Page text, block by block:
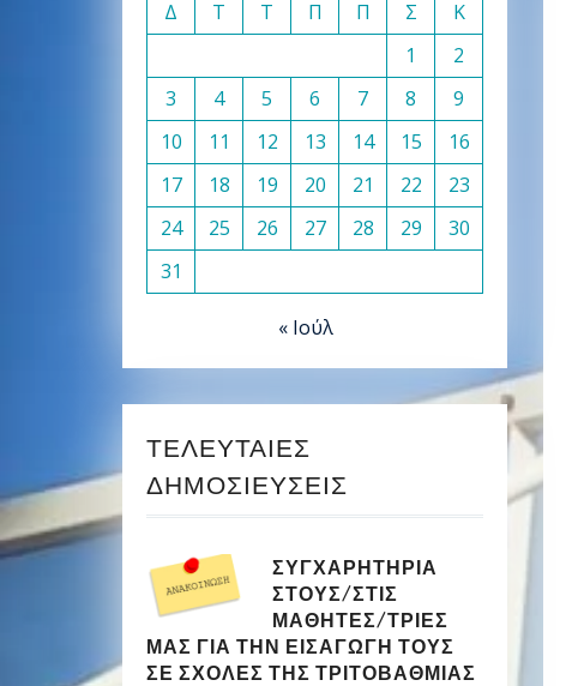
Δ
Τ Τ Π Π Σ
Κ
1
2
3
4 5 6 7 8
9
10
11 12 13 14 15
16
17
18 19 20 21 22
23
24
25 26 27 28 29
30
31
« Ιούλ
ΤΕΛΕΥΤΑΊΕΣ
ΔΗΜΟΣΙΕΎΣΕΙΣ
ΣΥΓΧΑΡΗΤΉΡΙΑ
ΣΤΟΥΣ/ΣΤΙΣ
ΜΑΘΗΤΈΣ/ΤΡΙΕΣ
ΜΑΣ ΓΙΑ ΤΗΝ ΕΙΣΑΓΩΓΉ ΤΟΥΣ
ΣΕ ΣΧΟΛΈΣ ΤΗΣ ΤΡΙΤΟΒΆΘΜΙΑΣ